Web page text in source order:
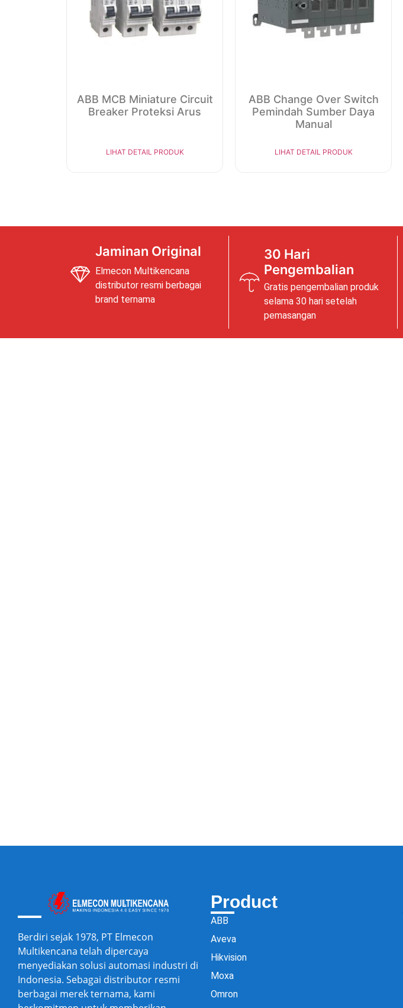
ABB MCB Miniature Circuit
Breaker Proteksi Arus
LIHAT DETAIL PRODUK
ABB Change Over Switch
Pemindah Sumber Daya
Manual
LIHAT DETAIL PRODUK
Jaminan Original
Elmecon Multikencana
distributor resmi berbagai
brand ternama
30 Hari
Pengembalian
Gratis pengembalian produk
selama 30 hari setelah
pemasangan
Berdiri sejak 1978, PT Elmecon
Multikencana telah dipercaya
menyediakan solusi automasi industri di
Indonesia. Sebagai distributor resmi
berbagai merek ternama, kami
Product
ABB
Aveva
Hikvision
Moxa
Omron